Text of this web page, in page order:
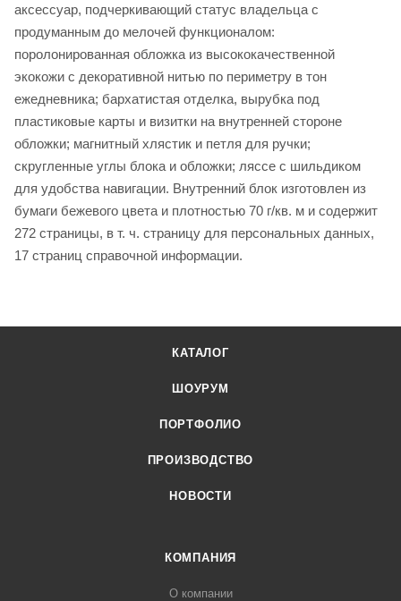
аксессуар, подчеркивающий статус владельца с
продуманным до мелочей функционалом:
поролонированная обложка из высококачественной
экокожи с декоративной нитью по периметру в тон
ежедневника; бархатистая отделка, вырубка под
пластиковые карты и визитки на внутренней стороне
обложки; магнитный хлястик и петля для ручки;
скругленные углы блока и обложки; ляссе с шильдиком
для удобства навигации. Внутренний блок изготовлен из
бумаги бежевого цвета и плотностью 70 г/кв. м и содержит
272 страницы, в т. ч. страницу для персональных данных,
17 страниц справочной информации.
КАТАЛОГ
ШОУРУМ
ПОРТФОЛИО
ПРОИЗВОДСТВО
НОВОСТИ
КОМПАНИЯ
О компании